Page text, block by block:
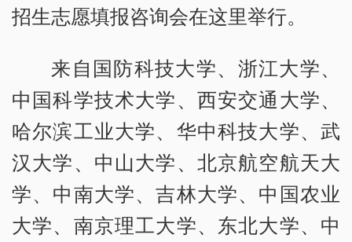
招生志愿填报咨询会在这里举行。
来自国防科技大学、浙江大学、
中国科学技术大学、西安交通大学、
哈尔滨工业大学、华中科技大学、武
汉大学、中山大学、北京航空航天大
学、中南大学、吉林大学、中国农业
大学、南京理工大学、东北大学、中